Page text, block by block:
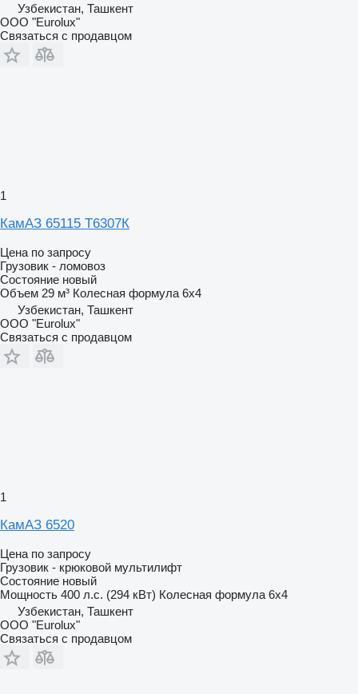
Узбекистан, Ташкент
ООО "Eurolux"
Связаться с продавцом
1
КамАЗ 65115 Т6307К
Цена по запросу
Грузовик - ломовоз
Состояние новый
Объем 29 м³ Колесная формула 6x4
Узбекистан, Ташкент
ООО "Eurolux"
Связаться с продавцом
1
КамАЗ 6520
Цена по запросу
Грузовик - крюковой мультилифт
Состояние новый
Мощность 400 л.с. (294 кВт) Колесная формула 6x4
Узбекистан, Ташкент
ООО "Eurolux"
Связаться с продавцом